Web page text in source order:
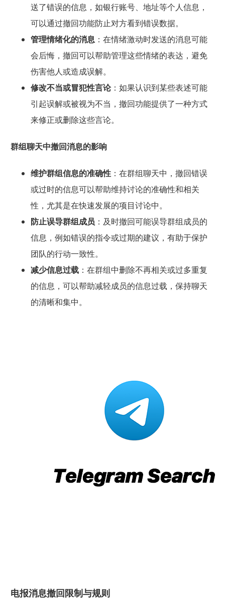
送了错误的信息，如银行账号、地址等个人信息，
可以通过撤回功能防止对方看到错误数据。
管理情绪化的消息：在情绪激动时发送的消息可能
会后悔，撤回可以帮助管理这些情绪的表达，避免
伤害他人或造成误解。
修改不当或冒犯性言论：如果认识到某些表述可能
引起误解或被视为不当，撤回功能提供了一种方式
来修正或删除这些言论。
群组聊天中撤回消息的影响
维护群组信息的准确性：在群组聊天中，撤回错误
或过时的信息可以帮助维持讨论的准确性和相关
性，尤其是在快速发展的项目讨论中。
防止误导群组成员 ：及时撤回可能误导群组成员的
信息，例如错误的指令或过期的建议，有助于保护
团队的行动一致性。
减少信息过载：在群组中删除不再相关或过多重复
的信息，可以帮助减轻成员的信息过载，保持聊天
的清晰和集中。
电报消息撤回限制与规则